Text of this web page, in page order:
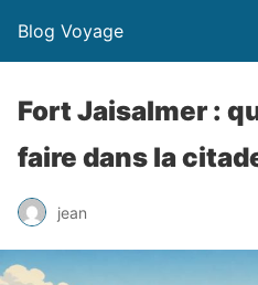
Blog Voyage
Fort Jaisalmer :
faire dans la
jean